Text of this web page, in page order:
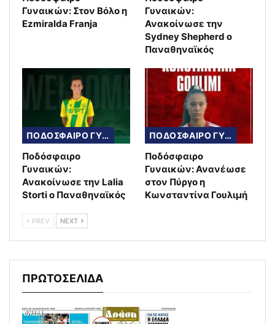
Γυναικών: Στον Βόλο η
Ezmiralda Franja
Γυναικών:
Ανακοίνωσε την
Sydney Shepherd ο
Παναθηναϊκός
ΠΟΔΟΣΦΑΙΡΟ ΓΥΝΑΙΚΩΝ
Ποδόσφαιρο
Γυναικών:
Ανακοίνωσε την Lalia
Storti ο Παναθηναϊκός
ΠΟΔΟΣΦΑΙΡΟ ΓΥΝΑΙΚΩΝ
Ποδόσφαιρο
Γυναικών: Ανανέωσε
στον Πύργο η
Κωνσταντίνα Γουλιμή
PREV NEXT
ΠΡΩΤΟΣΕΛΙΔΑ